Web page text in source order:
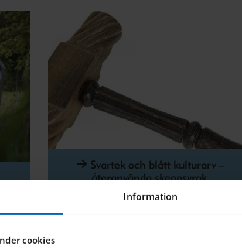
Information
cookies
Svartek och blått kulturarv –
återanvända skeppsvrak.